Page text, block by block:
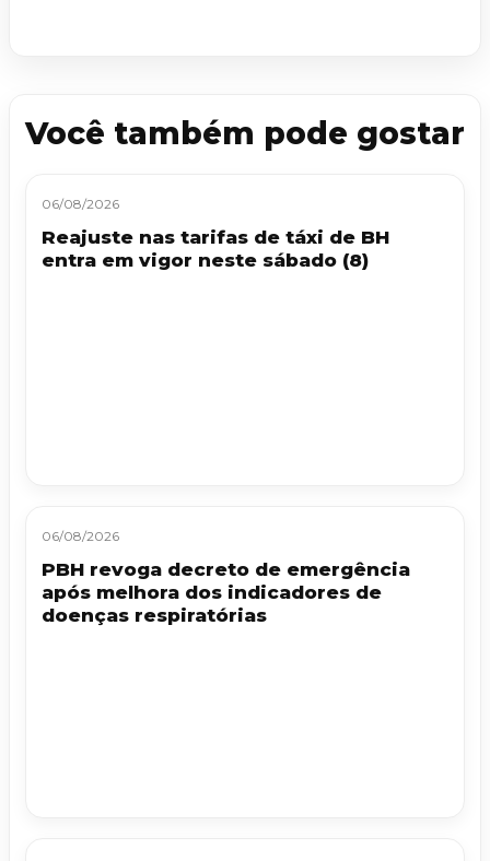
Você também pode gostar
06/08/2026
Reajuste nas tarifas de táxi de BH
entra em vigor neste sábado (8)
06/08/2026
PBH revoga decreto de emergência
após melhora dos indicadores de
doenças respiratórias